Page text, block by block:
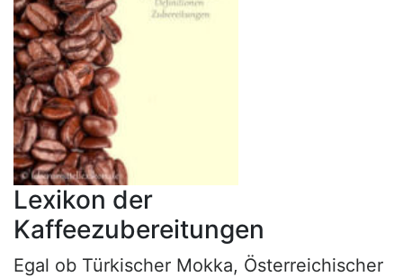
Lexikon der
Kaffeezubereitungen
Egal ob Türkischer Mokka, Österreichischer